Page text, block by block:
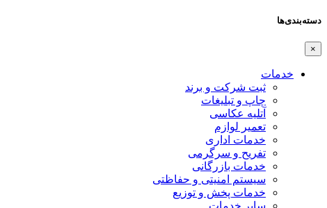
دسته‌بندی‌ها
×
خدمات
ثبت شرکت و برند
چاپ و تبلیغات
آتلیه عکاسی
تعمیر لوازم
خدمات اداری
تفریح و سرگرمی
خدمات بازرگانی
سیستم امنیتی و حفاظتی
خدمات پخش و توزیع